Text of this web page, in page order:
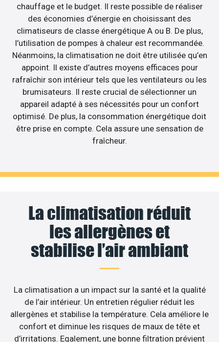
chauffage et le budget. Il reste possible de réaliser
des économies d’énergie en choisissant des
climatiseurs de classe énergétique A ou B. De plus,
l’utilisation de pompes à chaleur est recommandée.
Néanmoins, la climatisation ne doit être utilisée qu’en
appoint. Il existe d’autres moyens efficaces pour
rafraîchir son intérieur tels que les ventilateurs ou les
brumisateurs. Il reste crucial de sélectionner un
appareil adapté à ses nécessités pour un confort
optimisé. De plus, la consommation énergétique doit
être prise en compte. Cela assure une sensation de
fraîcheur.
La climatisation réduit
les allergènes et
stabilise l’air ambiant
La climatisation a un impact sur la santé et la qualité
de l’air intérieur. Un entretien régulier réduit les
allergènes et stabilise la température. Cela améliore le
confort et diminue les risques de maux de tête et
d’irritations. Egalement, une bonne filtration prévient